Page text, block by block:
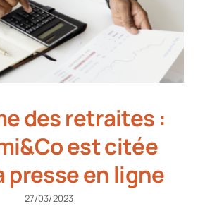
des retraites :
est citée
presse en ligne
27/03/2023